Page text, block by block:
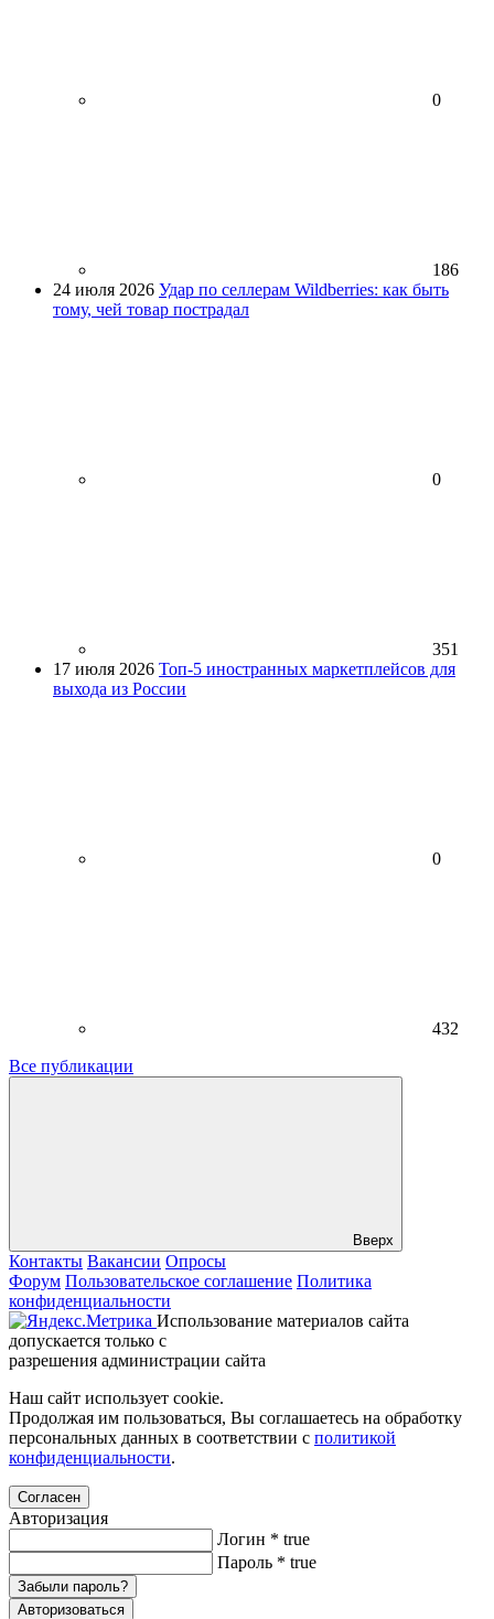
0
186
24 июля 2026 Удар по селлерам Wildberries: как быть
тому, чей товар пострадал
0
351
17 июля 2026 Топ-5 иностранных маркетплейсов для
выхода из России
0
432
Все публикации
Вверх
Контакты Вакансии Опросы
Форум Пользовательское соглашение Политика
конфиденциальности
Использование материалов сайта
допускается только с
разрешения администрации сайта
Наш сайт использует cookie.
Продолжая им пользоваться, Вы соглашаетесь на обработку
персональных данных в соответствии с политикой
конфиденциальности.
Согласен
Авторизация
Логин * true
Пароль * true
Забыли пароль?
Авторизоваться